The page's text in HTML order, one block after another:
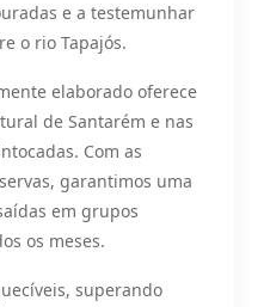
e a testemunhar
o rio Tapajós.
elaborado oferece
de Santarém e nas
Com as
garantimos uma
em grupos
os meses.
superando